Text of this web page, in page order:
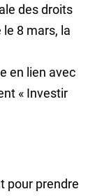
des droits
8 mars, la
en lien avec
« Investir
pour prendre